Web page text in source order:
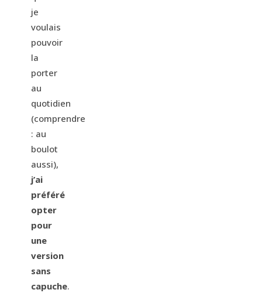
je
voulais
pouvoir
la
porter
au
quotidien
(comprendre
: au
boulot
aussi),
j’ai
préféré
opter
pour
une
version
sans
capuche.